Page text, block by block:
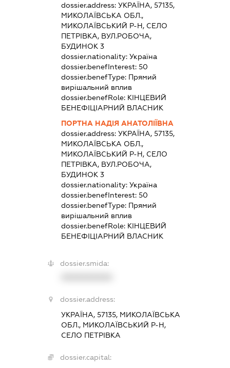
dossier.address:УКРАЇНА, 57135,
МИКОЛАЇВСЬКА ОБЛ.,
МИКОЛАЇВСЬКИЙ Р-Н, СЕЛО
ПЕТРІВКА, ВУЛ.РОБОЧА,
БУДИНОК 3
dossier.nationality:Україна
dossier.benefInterest:50
dossier.benefType: Прямий
вирішальний вплив
dossier.benefRole: КІНЦЕВИЙ
БЕНЕФІЦІАРНИЙ ВЛАСНИК
ПОРТНА НАДІЯ АНАТОЛІЇВНА
dossier.address:УКРАЇНА, 57135,
МИКОЛАЇВСЬКА ОБЛ.,
МИКОЛАЇВСЬКИЙ Р-Н, СЕЛО
ПЕТРІВКА, ВУЛ.РОБОЧА,
БУДИНОК 3
dossier.nationality:Україна
dossier.benefInterest:50
dossier.benefType: Прямий
вирішальний вплив
dossier.benefRole: КІНЦЕВИЙ
БЕНЕФІЦІАРНИЙ ВЛАСНИК
dossier.smida:
dossier.address:
УКРАЇНА, 57135, МИКОЛАЇВСЬКА
ОБЛ., МИКОЛАЇВСЬКИЙ Р-Н,
СЕЛО ПЕТРІВКА
dossier.capital: